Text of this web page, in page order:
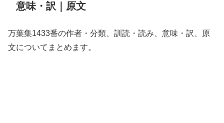
意味・訳｜原文
万葉集1433番の作者・分類、訓読・読み、意味・訳、原
文についてまとめます。